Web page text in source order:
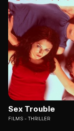
Sex Trouble
FILMS THRILLER